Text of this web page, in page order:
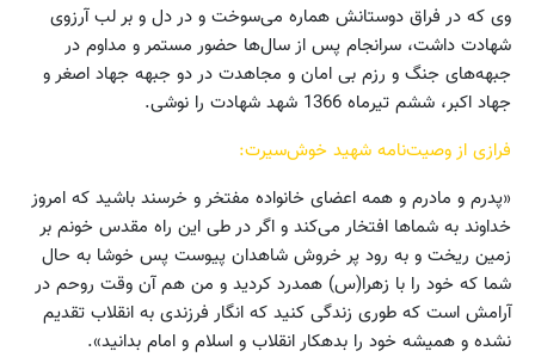
وی که در فراق دوستانش هماره می‌سوخت و در دل و بر لب آرزوی
شهادت داشت، سرانجام پس از سال‌ها حضور مستمر و مداوم در
جبهه‌های جنگ و رزم بی امان و مجاهدت در دو جبهه جهاد اصغر و
جهاد اکبر، ششم تیرماه 1366 شهد شهادت را نوشی.
فرازی از وصیت‌نامه شهید خوش‌سیرت:
«پدرم و مادرم و همه اعضای خانواده مفتخر و خرسند باشید که امروز
خداوند به شماها افتخار می‌کند و اگر در طی این راه مقدس خونم بر
زمین ریخت و به رود پر خروش شاهدان پیوست پس خوشا به حال
شما که خود را با زهرا(س) همدرد کردید و من هم آن وقت روحم در
آرامش است که طوری زندگی کنید که انگار فرزندی به انقلاب تقدیم
نشده و همیشه خود را بدهکار انقلاب و اسلام و امام بدانید».